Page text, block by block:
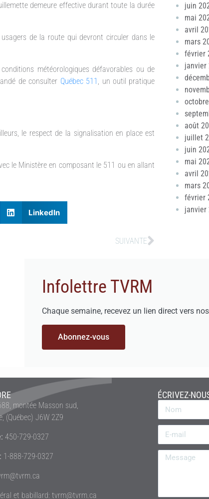
demeure effective durant toute la durée
de la route qui devront circuler dans le
météorologiques défavorables ou de
de consulter Québec 511 , un outil pratique
le respect de la signalisation en place est
le Ministère en composant le 511 ou en allant
LinkedIn
SUIVANTE
juin
mai
avril
mars
février
janvier
août
juillet
juin
mai
avril
mars
février
janvier
Infolettre TVRM
Chaque semaine, recevez un lien direct vers
Abonnez-vous
montée Masson sud,
(Québec) J6W 2Z9
450-729-0327
1-888-729-0327
et babillard: tvrm@tvrm.ca
ÉCRIVEZ-